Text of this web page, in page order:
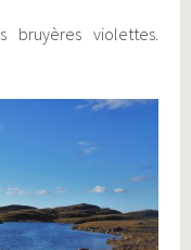
bruyères violettes.